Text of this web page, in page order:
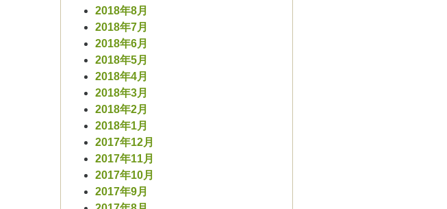
2018年8月
2018年7月
2018年6月
2018年5月
2018年4月
2018年3月
2018年2月
2018年1月
2017年12月
2017年11月
2017年10月
2017年9月